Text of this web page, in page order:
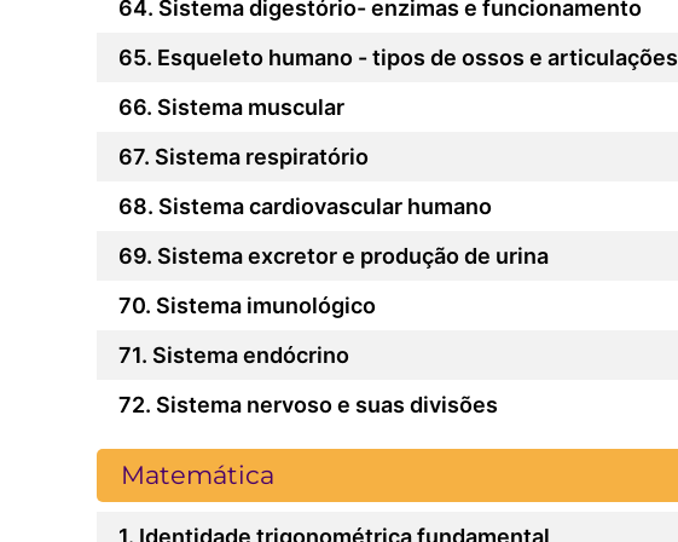
Sistema digestório- enzimas e funcionamento
Esqueleto humano - tipos de ossos e articulações
Sistema muscular
Sistema respiratório
Sistema cardiovascular humano
Sistema excretor e produção de urina
Sistema imunológico
Sistema endócrino
Sistema nervoso e suas divisões
Matemática
Identidade trigonométrica fundamental